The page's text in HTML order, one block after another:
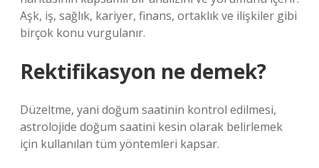
Aşk, iş, sağlık, kariyer, finans, ortaklık ve ilişkiler gibi
birçok konu vurgulanır.
Rektifikasyon ne demek?
Düzeltme, yani doğum saatinin kontrol edilmesi,
astrolojide doğum saatini kesin olarak belirlemek
için kullanılan tüm yöntemleri kapsar.